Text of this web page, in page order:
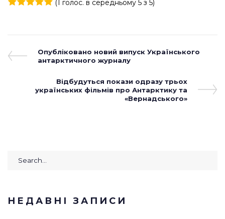
( 1 голос. в середньому 5 з 5)
Навігація
Previous
Post
Опубліковано новий випуск Українського
антарктичного журналу
Next
Post
Відбудуться покази одразу трьох
українських фільмів про Антарктику та
«Вернадського»
Search
НЕДАВНІ ЗАПИСИ